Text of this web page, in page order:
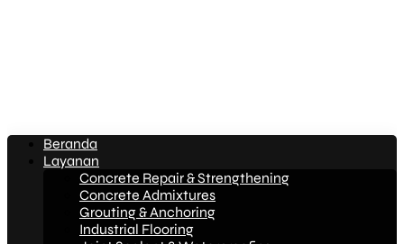
Beranda
Layanan
Concrete Repair & Strengthening
Concrete Admixtures
Grouting & Anchoring
Industrial Flooring